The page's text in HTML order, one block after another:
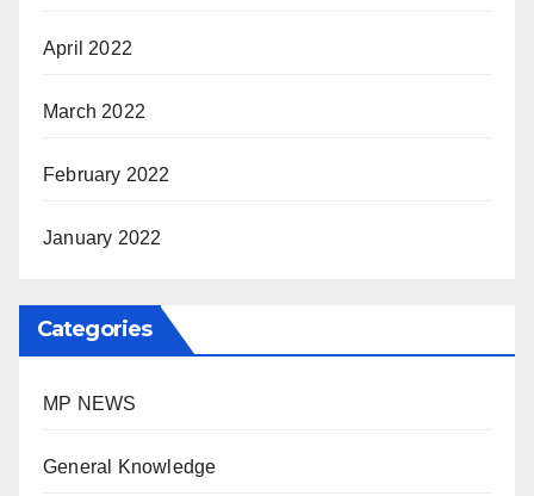
April 2022
March 2022
February 2022
January 2022
Categories
MP NEWS
General Knowledge